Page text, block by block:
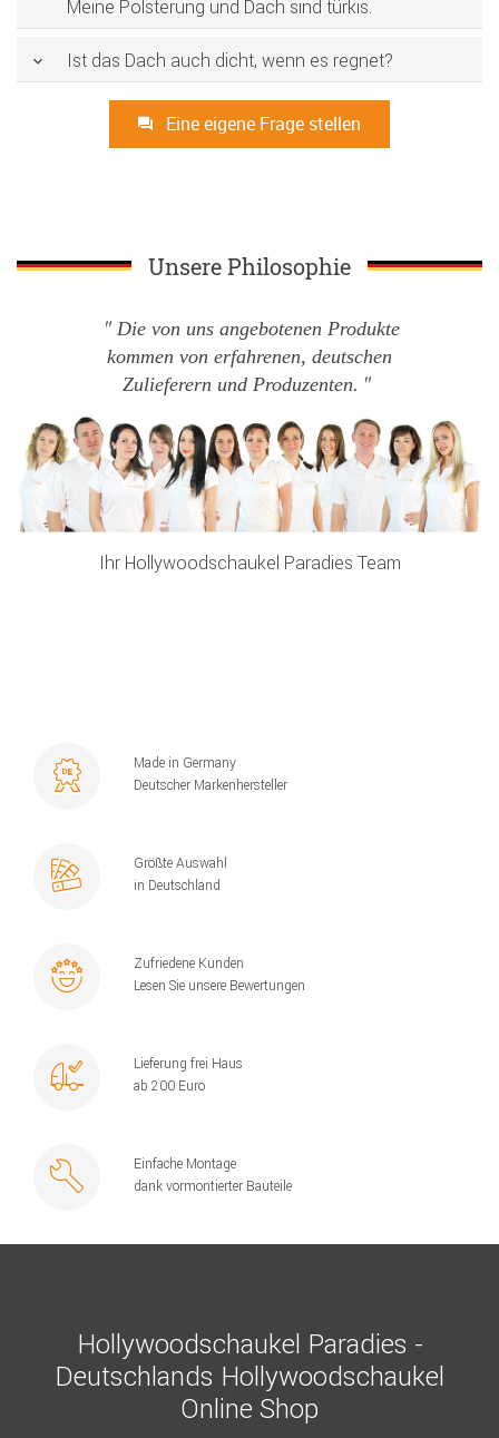
Meine Polsterung und Dach sind türkis.
Ist das Dach auch dicht, wenn es regnet?
Eine eigene Frage stellen
Unsere Philosophie
Die von uns angebotenen Produkte
kommen von erfahrenen, deutschen
Zulieferern und Produzenten.
Ihr Hollywoodschaukel Paradies Team
Made in Germany
Deutscher Markenhersteller
Größte Auswahl
in Deutschland
Zufriedene Kunden
Lesen Sie unsere Bewertungen
Lieferung frei Haus
ab 200 Euro
Einfache Montage
dank vormontierter Bauteile
Hollywoodschaukel Paradies -
Deutschlands Hollywoodschaukel
Online Shop